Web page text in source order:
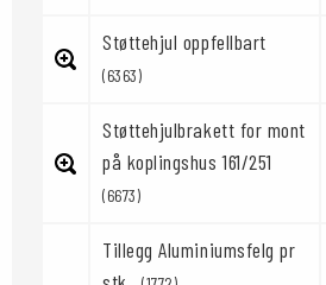
Støttehjul oppfellbart
(6363)
Støttehjulbrakett for mont
på koplingshus 161/251
(6673)
Tillegg Aluminiumsfelg pr